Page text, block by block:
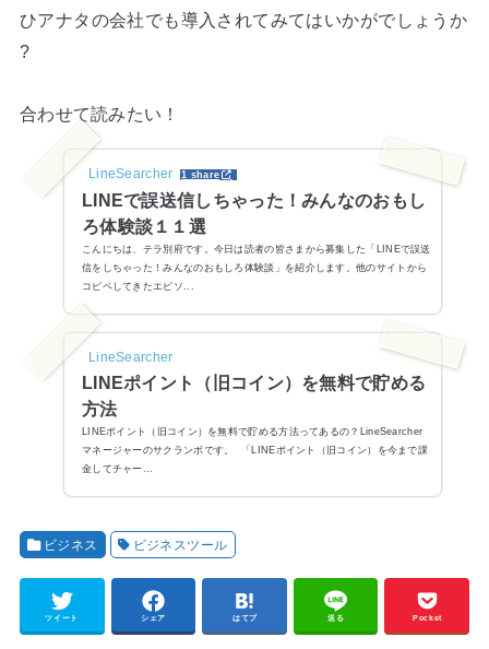
ひアナタの会社でも導入されてみてはいかがでしょうか
?
合わせて読みたい！
LineSearcher 1 share
LINEで誤送信しちゃった！みんなのおもし
ろ体験談１１選
こんにちは、テラ別府です。今日は読者の皆さまから募集した「LINEで誤送
信をしちゃった！みんなのおもしろ体験談」を紹介します。他のサイトから
コピペしてきたエピソ...
LineSearcher
LINEポイント（旧コイン）を無料で貯める
方法
LINEポイント（旧コイン）を無料で貯める方法ってあるの？LineSearcher
マネージャーのサクランボです。 「LINEポイント（旧コイン）を今まで課
金してチャー...
ビジネス ビジネスツール
ツイート シェア はてブ 送る Pocket